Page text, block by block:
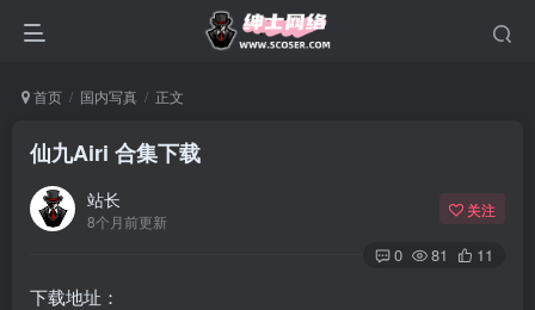
首页 国内写真 正文
仙九Airi 合集下载
站长
8个月前更新
关注
0 81 11
下载地址：